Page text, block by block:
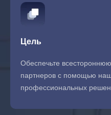
Цель
Обеспечьте
партнеров с помощью
профессиональных